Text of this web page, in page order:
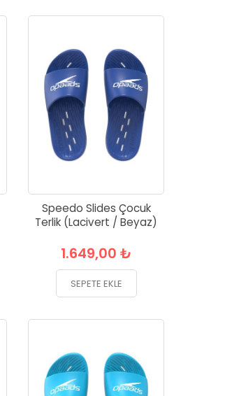
Speedo Slides Çocuk
Terlik (Lacivert / Beyaz)
1.649,00 ₺
SEPETE EKLE